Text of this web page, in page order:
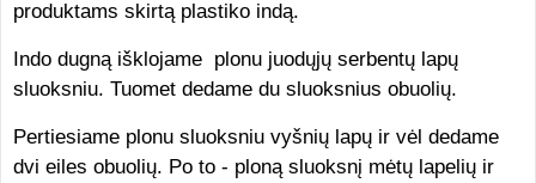
produktams skirtą plastiko indą.
Indo dugną išklojame plonu juodųjų serbentų lapų
sluoksniu. Tuomet dedame du sluoksnius obuolių.
Pertiesiame plonu sluoksniu vyšnių lapų ir vėl dedame
dvi eiles obuolių. Po to - ploną sluoksnį mėtų lapelių ir